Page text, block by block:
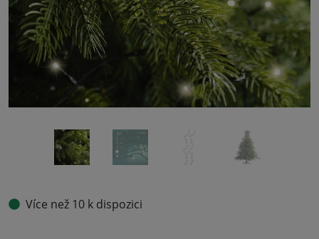
Více než 10 k dispozici